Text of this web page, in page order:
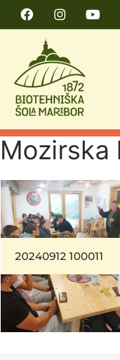
Mozirska
20240912 100011